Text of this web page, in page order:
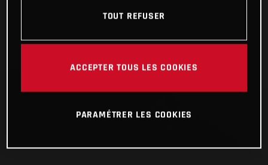
TOUT REFUSER
ACCEPTER TOUS LES COOKIES
PARAMÉTRER LES COOKIES